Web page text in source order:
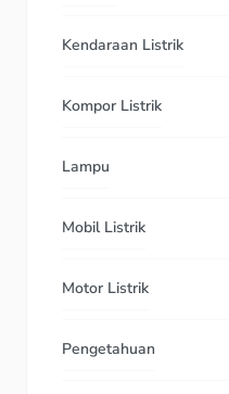
Kendaraan Listrik
Kompor Listrik
Lampu
Mobil Listrik
Motor Listrik
Pengetahuan